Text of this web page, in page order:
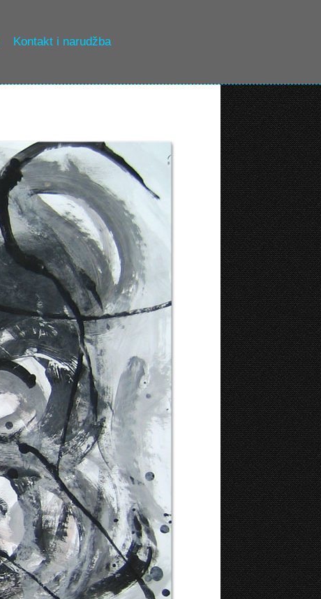
Kontakt i narudžba